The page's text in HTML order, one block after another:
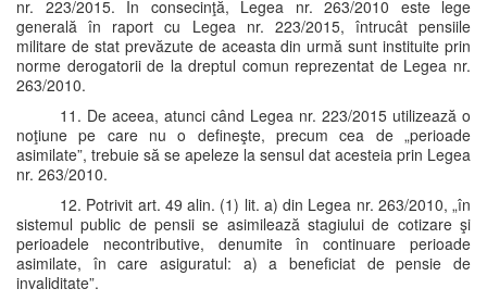
nr. 223/2015. În consecinţă, Legea nr. 263/2010 este lege
generală în raport cu Legea nr. 223/2015, întrucât pensiile
militare de stat prevăzute de aceasta din urmă sunt instituite prin
norme derogatorii de la dreptul comun reprezentat de Legea nr.
263/2010.
11. De aceea, atunci când Legea nr. 223/2015 utilizează o
noţiune pe care nu o defineşte, precum cea de „perioade
asimilate”, trebuie să se apeleze la sensul dat acesteia prin Legea
nr. 263/2010.
12. Potrivit art. 49 alin. (1) lit. a) din Legea nr. 263/2010, „în
sistemul public de pensii se asimilează stagiului de cotizare şi
perioadele necontributive, denumite în continuare perioade
asimilate, în care asiguratul: a) a beneficiat de pensie de
invaliditate”.